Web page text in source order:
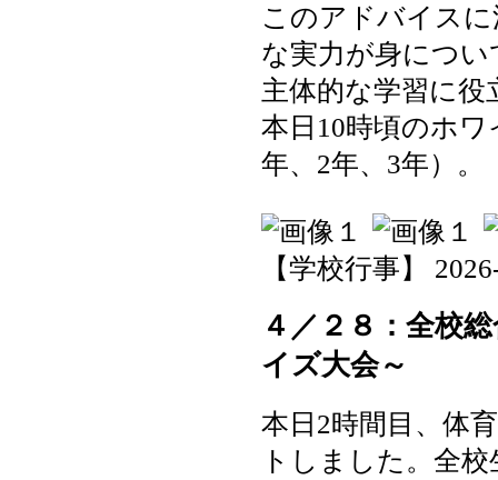
このアドバイス
な実力が身につ
主体的な学習に
本日10時頃のホ
年、2年、3年）。
【学校行事】
４／２８：全校
イズ大会～
本日2時間目、体
トしました。全